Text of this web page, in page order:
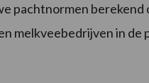
pachtnormen
melkveebedrijven in de